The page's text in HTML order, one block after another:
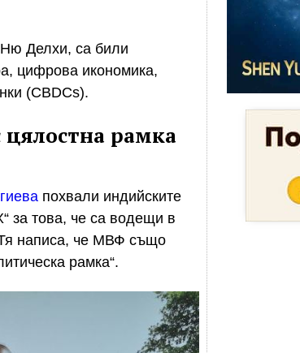
Делхи, са били
цифрова икономика,
(CBDCs).
рамка
похвали индийските
за това, че са водещи в
Тя написа, че МВФ също
рамка“.